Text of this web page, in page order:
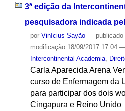
3ª edição da
pesquisadora indicada
por Vinícius Sayão — publicado
modificação18/09/2017 17:04 —
Intercontinental Academia,
Carla Aparecida Arena
curso de Enfermagem da
para participar dos dois
Cingapura e Reino Unido